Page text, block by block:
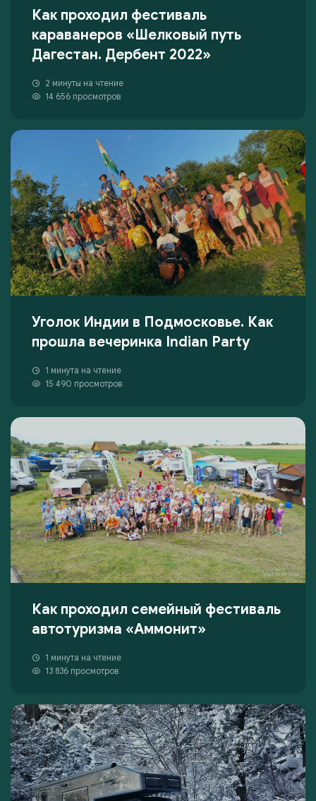
Как проходил фестиваль
караванеров «Шелковый путь
Дагестан. Дербент 2022»
2 минуты на чтение
14 656 просмотров
Уголок Индии в Подмосковье. Как
прошла вечеринка Indian Party
1 минута на чтение
15 490 просмотров
Как проходил семейный фестиваль
автотуризма «Аммонит»
1 минута на чтение
13 836 просмотров